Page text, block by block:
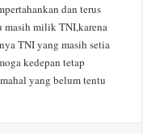
dan terus
masih milik TNI,karena
TNI yang masih setia
kedepan tetap
yang belum tentu